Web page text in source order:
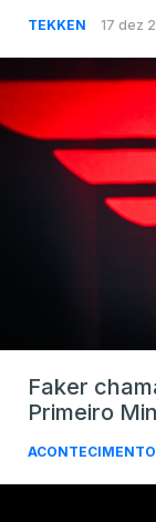
TEKKEN 17 dez
Faker
Primeiro